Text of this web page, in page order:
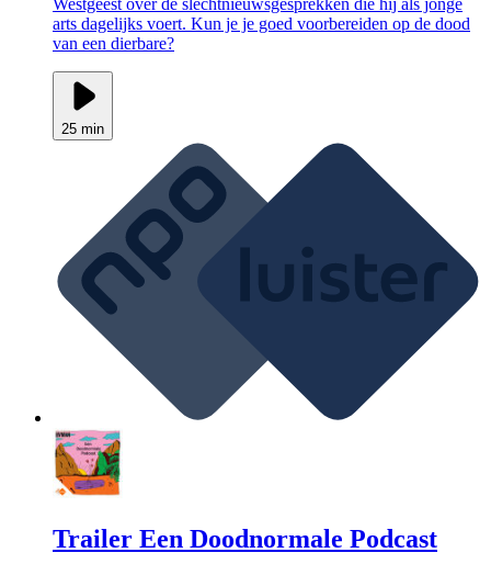
arts dagelijks voert. Kun je je goed voorbereiden op de dood
van een dierbare?
25 min
Trailer Een Doodnormale Podcast